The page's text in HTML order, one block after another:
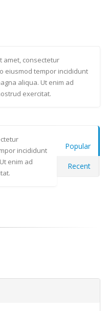
amet, consectetur
eiusmod tempor incididunt
aliqua. Ut enim ad
exercitat.
incididunt
enim ad
Popular
Recent